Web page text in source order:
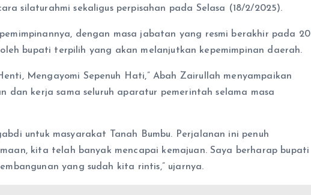
silaturahmi sekaligus perpisahan pada Selasa (18/2/2025).
dengan masa jabatan yang resmi berakhir pada 20
bupati terpilih yang akan melanjutkan kepemimpinan daerah.
Mengayomi Sepenuh Hati,” Abah Zairullah menyampaikan
dan kerja sama seluruh aparatur pemerintah selama masa
untuk masyarakat Tanah Bumbu. Perjalanan ini penuh
kita telah banyak mencapai kemajuan. Saya berharap bupati
yang sudah kita rintis,” ujarnya.